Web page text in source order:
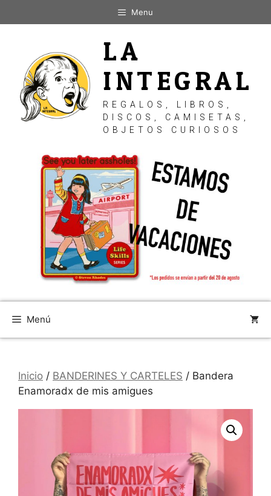
al
Menu
LA
INTEGRAL
REGALOS, LIBROS,
DISCOS, CAMISETAS,
OBJETOS CURIOSOS
Menú
Inicio / BANDERINES Y CARTELES / Bandera
Enamoradx de mis amigues